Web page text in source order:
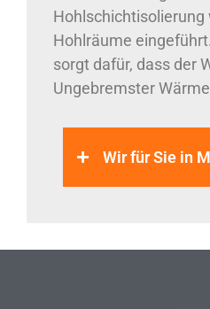
Hohlräume
sorgt dafür, dass der
Ungebremster
Wir für Sie in